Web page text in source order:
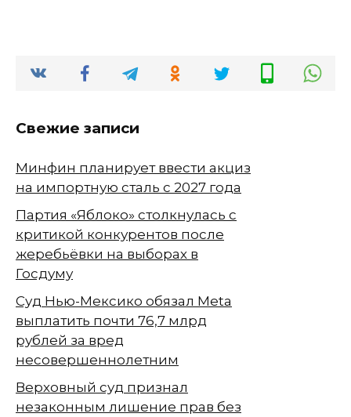
Свежие записи
Минфин планирует ввести акциз
на импортную сталь с 2027 года
Партия «Яблоко» столкнулась с
критикой конкурентов после
жеребьёвки на выборах в
Госдуму
Суд Нью-Мексико обязал Meta
выплатить почти 76,7 млрд
рублей за вред
несовершеннолетним
Верховный суд признал
незаконным лишение прав без